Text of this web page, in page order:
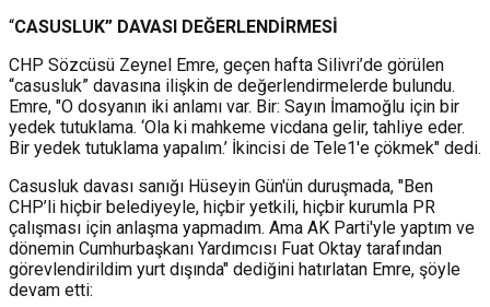
“CASUSLUK” DAVASI DEĞERLENDİRMESİ
CHP Sözcüsü Zeynel Emre, geçen hafta Silivri’de görülen
“casusluk” davasına ilişkin de değerlendirmelerde bulundu.
Emre, "O dosyanın iki anlamı var. Bir: Sayın İmamoğlu için bir
yedek tutuklama. ‘Ola ki mahkeme vicdana gelir, tahliye eder.
Bir yedek tutuklama yapalım.’ İkincisi de Tele1'e çökmek" dedi.
Casusluk davası sanığı Hüseyin Gün'ün duruşmada, "Ben
CHP’li hiçbir belediyeyle, hiçbir yetkili, hiçbir kurumla PR
çalışması için anlaşma yapmadım. Ama AK Parti'yle yaptım ve
dönemin Cumhurbaşkanı Yardımcısı Fuat Oktay tarafından
görevlendirildim yurt dışında" dediğini hatırlatan Emre, şöyle
devam etti: